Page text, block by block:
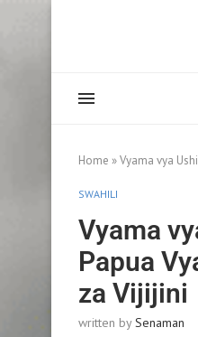
Home »Vyama vya
SWAHILI
Vyama
Papua
za Vijijini
written bySenaman